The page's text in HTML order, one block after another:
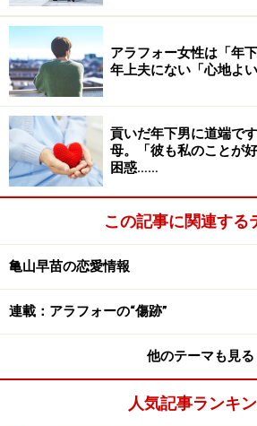
ようやく自分の家族を優先できると
が、その後も夫の実家での夕飯の
いう。
「長男の嫁だから、次期社長夫人だ
て無碍にもできなくて。でも3人の
いう思いは強くなっていきました」
結局、5年前に夫の実家をリフォー
7人暮らしが始まった。
1年前の「反乱」で家族に起
同居した途端、義父が再度倒れた。
ってあまり動けない。家を出ていっ
アラフォー女性は「年
年上夫にない「心地よ
貢いだ年下男に道端で
母。「彼も私のことが
困惑……
この記事に関連する
亀山早苗の恋愛情報
連載：アラフォーの“傷跡”
他のテーマも見る
人気記事ランキ